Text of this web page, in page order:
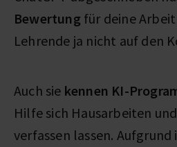
Bewertung für deine
Lehrende ja nicht auf den
Auch sie kennen KI-
Hilfe sich Hausarbeiten
verfassen lassen.